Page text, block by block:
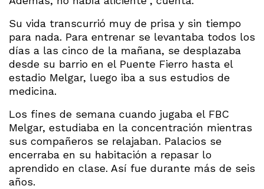
Su vida transcurrió muy de prisa y sin tiempo
para nada. Para entrenar se levantaba todos los
días a las cinco de la mañana, se desplazaba
desde su barrio en el Puente Fierro hasta el
estadio Melgar, luego iba a sus estudios de
medicina.
Los fines de semana cuando jugaba el FBC
Melgar, estudiaba en la concentración mientras
sus compañeros se relajaban. Palacios se
encerraba en su habitación a repasar lo
aprendido en clase. Así fue durante más de seis
años.